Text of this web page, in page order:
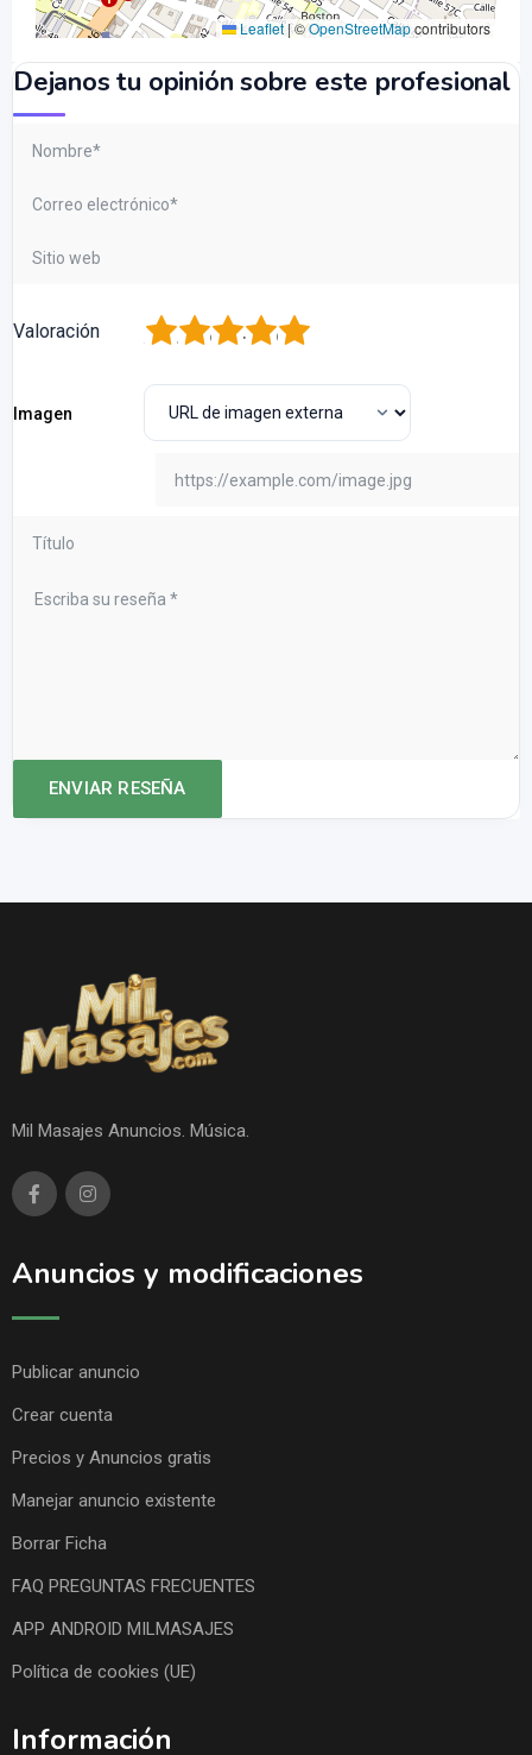
Leaflet|©OpenStreetMapcontributors
Dejanos tu opinión sobre este profesional
Valoración 5
4
3
2
Imagen
Mil Masajes Anuncios. Música.
Anuncios y modificaciones
Publicar anuncio
Crear cuenta
Precios y Anuncios gratis
Manejar anuncio existente
Borrar Ficha
FAQ PREGUNTAS FRECUENTES
APP ANDROID MILMASAJES
Política de cookies (UE)
Información